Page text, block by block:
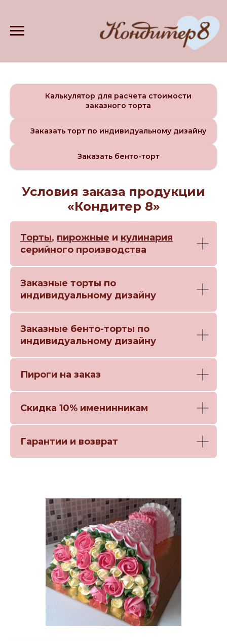
Калькулятор для расчета стоимости
заказного торта
Заказать торт по индивидуальному дизайну
Заказать бенто-торт
Условия заказа продукции
«Кондитер 8»
Торты, пирожные и кулинария
серийного производства
Заказные торты по
индивидуальному дизайну
Заказные бенто-торты по
индивидуальному дизайну
Пироги на заказ
Скидка 10% именинникам
Гарантии и возврат